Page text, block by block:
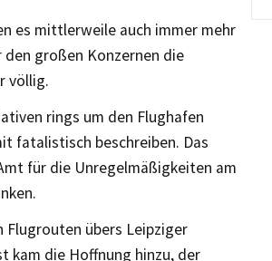
es mittlerweile auch immer mehr
den großen Konzernen die
völlig.
rings um den Flughafen
fatalistisch beschreiben. Das
für die Unregelmäßigkeiten am
Flugrouten übers Leipziger
kam die Hoffnung hinzu, der